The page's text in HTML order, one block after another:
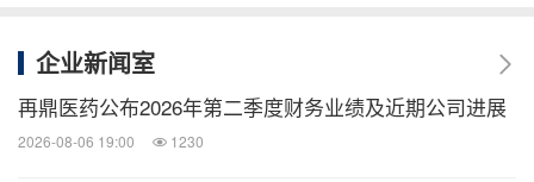
性皮炎及其他IL-13和IL-31驱动的疾病的同类首创
鼎医药预计将于2026年下半年公布其全球1期部分
企业新闻室
再鼎医药公布2026年第二季度财务业绩及近期公司进展
2026-08-06 19:00 1230